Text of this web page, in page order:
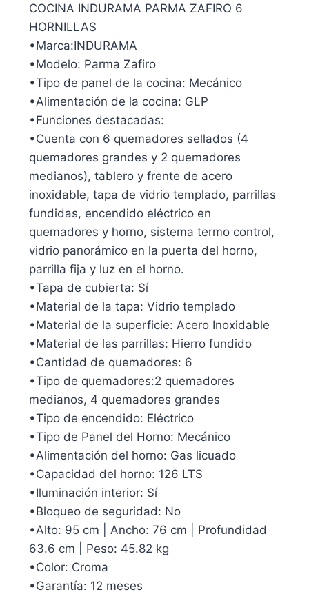
COCINA INDURAMA PARMA ZAFIRO 6
HORNILLAS
•Marca:INDURAMA
•Modelo: Parma Zafiro
•Tipo de panel de la cocina: Mecánico
•Alimentación de la cocina: GLP
•Funciones destacadas:
•Cuenta con 6 quemadores sellados (4
quemadores grandes y 2 quemadores
medianos), tablero y frente de acero
inoxidable, tapa de vidrio templado, parrillas
fundidas, encendido eléctrico en
quemadores y horno, sistema termo control,
vidrio panorámico en la puerta del horno,
parrilla fija y luz en el horno.
•Tapa de cubierta: Sí
•Material de la tapa: Vidrio templado
•Material de la superficie: Acero Inoxidable
•Material de las parrillas: Hierro fundido
•Cantidad de quemadores: 6
•Tipo de quemadores:2 quemadores
medianos, 4 quemadores grandes
•Tipo de encendido: Eléctrico
•Tipo de Panel del Horno: Mecánico
•Alimentación del horno: Gas licuado
•Capacidad del horno: 126 LTS
•Iluminación interior: Sí
•Bloqueo de seguridad: No
•Alto: 95 cm | Ancho: 76 cm | Profundidad
63.6 cm | Peso: 45.82 kg
•Color: Croma
•Garantía: 12 meses